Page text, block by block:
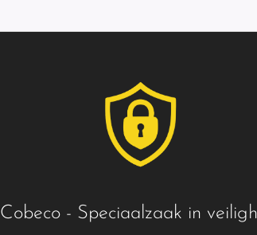
Cobeco - Speciaalzaak in